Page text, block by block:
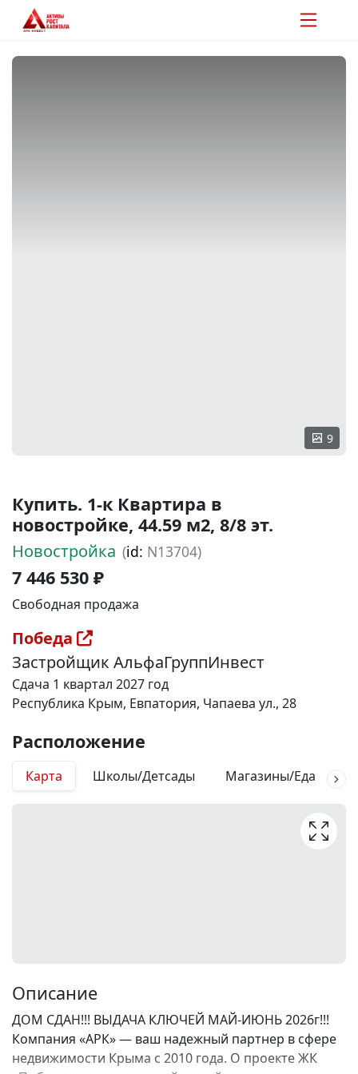
9
Купить. 1-к Квартира в
новостройке, 44.59 м2, 8/8 эт.
Новостройка (id: N13704)
7 446 530 ₽
Свободная продажа
Победа
Застройщик АльфаГруппИнвест
Сдача 1 квартал 2027 год
Республика Крым, Евпатория, Чапаева ул., 28
Расположение
Карта Школы/Детсады Магазины/Еда
Описание
ДОМ СДАН!!! ВЫДАЧА КЛЮЧЕЙ МАЙ-ИЮНЬ 2026г!!!
Компания «АРК» — ваш надежный партнер в сфере
недвижимости Крыма с 2010 года. О проекте ЖК